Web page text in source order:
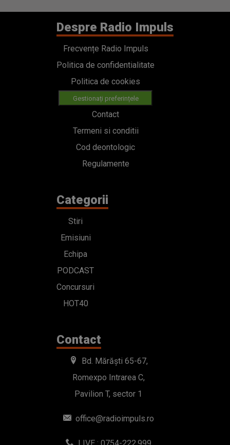
Despre Radio Impuls
Frecvențe Radio Impuls
Politica de confidentialitate
Politica de cookies
Gestionați preferințele
Contact
Termeni si conditii
Cod deontologic
Regulamente
Categorii
Stiri
Emisiuni
Echipa
PODCAST
Concursuri
HOT40
Contact
Bd. Mărăști 65-67,
Romexpo Intrarea C,
Pavilion T, sector 1
office@radioimpuls.ro
LIVE : 0754-222.999